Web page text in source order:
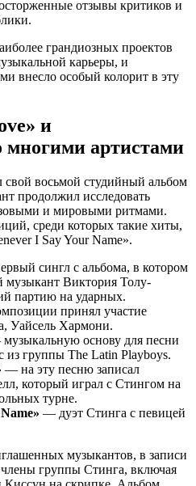
отзывы критиков и
грандиозных проектов
карьеры, и
внесло особый колорит в эту
и
многими артистами
восьмой студийный альбом
продолжил исследовать
и мировыми ритмами.
среди которых такие хиты,
I Say Your Name».
сингл с альбома, в котором
музыкант Виктория Толу-
партию на ударных.
принял участие
Уайсель Хармони.
основу для песни
из группы The Latin Playboys.
— на эту песню записал
который играл с Стингом на
турне.
— дуэт Стинга с певицей
музыкантов, в записи
группы Стинга, включая